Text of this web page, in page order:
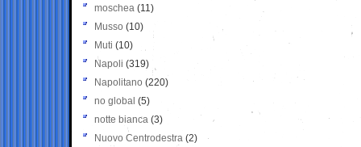
moschea (11)
Musso (10)
Muti (10)
Napoli (319)
Napolitano (220)
no global (5)
notte bianca (3)
Nuovo Centrodestra (2)